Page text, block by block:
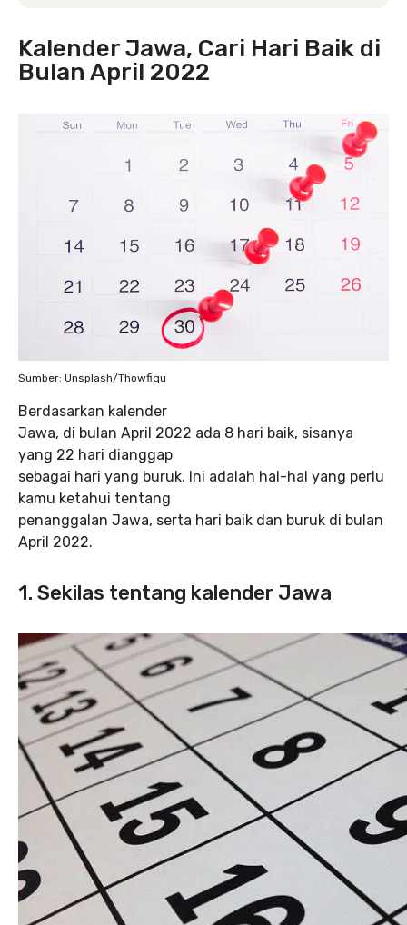
Kalender Jawa, Cari Hari Baik di
Bulan April 2022
Sumber: Unsplash/Thowfiqu
Berdasarkan kalender
Jawa, di bulan April 2022 ada 8 hari baik, sisanya
yang 22 hari dianggap
sebagai hari yang buruk. Ini adalah hal-hal yang perlu
kamu ketahui tentang
penanggalan Jawa, serta hari baik dan buruk di bulan
April 2022.
1. Sekilas tentang kalender Jawa